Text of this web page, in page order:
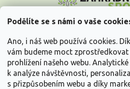
Podělíte se s námi o vaše
Ano, i náš web používá cookies.
vám budeme moct zprostředkovat
prohlížení našeho webu.
k analýze návštěvnosti,
s přizpůsobením webu a díky
p
Vše o nákupu
Informace pro Vás